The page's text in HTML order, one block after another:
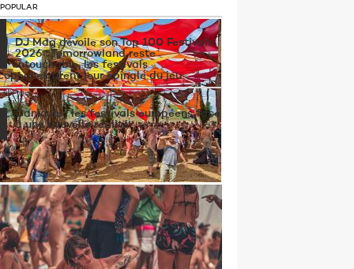
psytrance Ozora met fin à sa
musicale après deux décès
Paradise City 2026 : chronique d’un
DJ Mag dévoile son Top 100 Festivals
2026 : Tomorrowland reste
intouchable, les festivals
tirent leur épingle du jeu
Canicule : les festivals européens face
à une nouvelle réalité